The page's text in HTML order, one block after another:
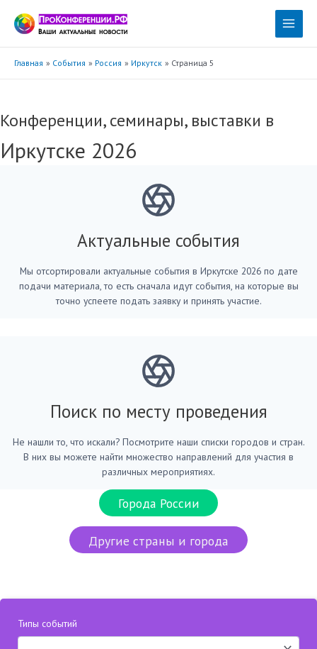
содержимому
Main
Главная События Россия Иркутск Страница 5
Конференции, семинары, выставки в
Иркутске 2026
Актуальные события
Мы отсортировали актуальные события в Иркутске 2026 по дате
подачи материала, то есть сначала идут события, на которые вы
точно успеете подать заявку и принять участие.
Поиск по месту проведения
Не нашли то, что искали? Посмотрите наши списки городов и стран.
В них вы можете найти множество направлений для участия в
различных мероприятиях.
Города России
Другие страны и города
Типы событий